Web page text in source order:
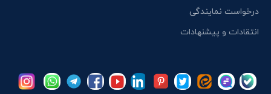
درخواست نمایندگی
انتقادات و پیشنهادات